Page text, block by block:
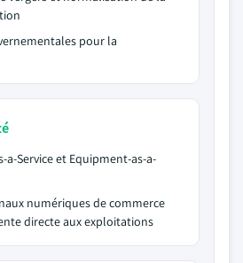
pour la
a-Service et Equipment-as-a-
numériques de commerce
directe aux exploitations